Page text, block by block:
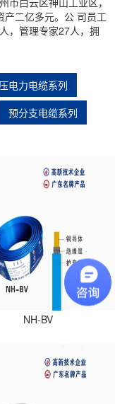
二亿多元。公 司员工
，管理专家27人，拥
电力电缆系列
预分支电缆系列
NH-BV